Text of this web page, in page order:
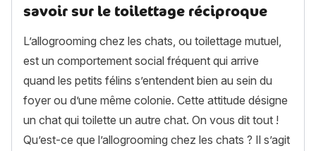
savoir sur le toilettage réciproque
L’allogrooming chez les chats, ou toilettage mutuel,
est un comportement social fréquent qui arrive
quand les petits félins s’entendent bien au sein du
foyer ou d’une même colonie. Cette attitude désigne
un chat qui toilette un autre chat. On vous dit tout !
Qu’est-ce que l’allogrooming chez les chats ? Il s’agit